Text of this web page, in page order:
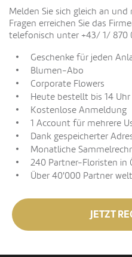
Melden Sie sich gleich an
Fragen erreichen Sie das
telefonisch unter +43/ 1/ 870
Geschenke für jeden
Blumen-Abo
Corporate Flowers
Heute bestellt bis 14
Kostenlose Anmeldung
1 Account für mehrere
Dank gespeicherter
Monatliche
240 Partner-Floristen in
Über 40'000 Partner
JETZT